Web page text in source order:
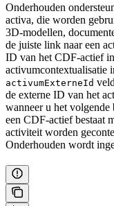
Onderhouden
activa, die worden
3D-modellen,
de juiste link naar een
ID van het CDF-actief
activumcontextualisatie
activumExterneId
de externe ID van het
wanneer u het volgende
een CDF-actief bestaat
activiteit worden
Onderhouden wordt